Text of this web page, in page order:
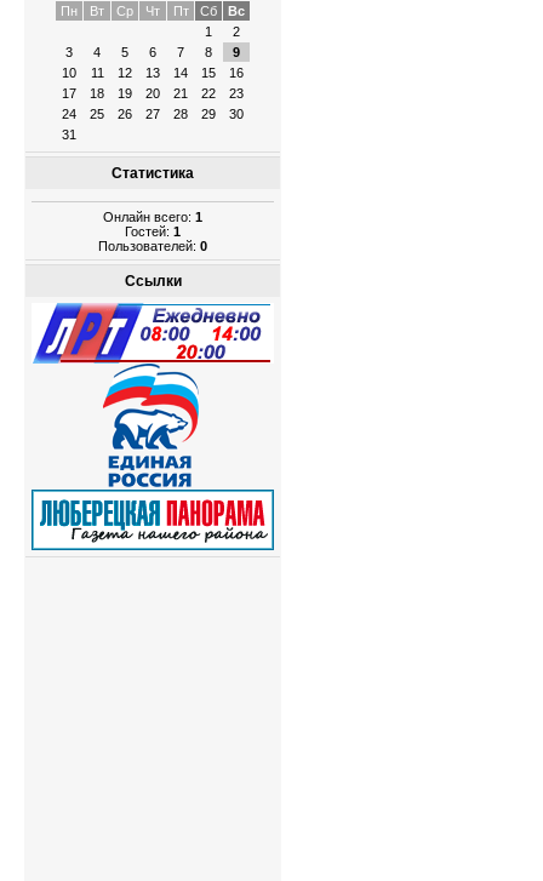
Пн
Вт Ср Чт Пт Сб
Вс
1
2
3
4 5 6 7 8
9
10
11 12 13 14 15
16
17
18 19 20 21 22
23
24
25 26 27 28 29
30
31
Статистика
Онлайн всего: 1
Гостей: 1
Пользователей: 0
Ссылки